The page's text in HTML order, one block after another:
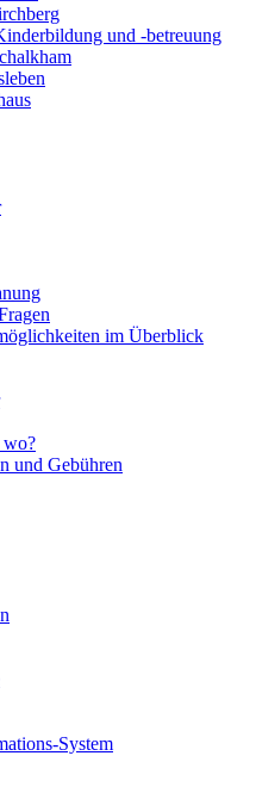
und -betreuung
im Überblick
wo?
und Gebühren
System